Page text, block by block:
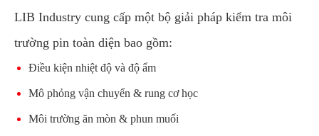
LIB Industry cung cấp một bộ giải pháp kiểm tra môi
trường pin toàn diện bao gồm:
Điều kiện nhiệt độ và độ ẩm
Mô phỏng vận chuyển & rung cơ học
Môi trường ăn mòn & phun muối